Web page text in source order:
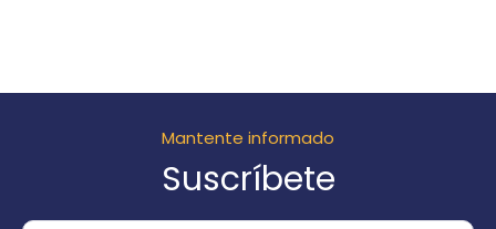
Mantente informado
Suscríbete